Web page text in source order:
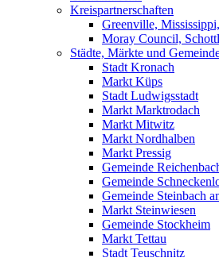
Kreispartnerschaften
Greenville,
Moray Council,
Städte, Märkte und
Stadt Kronach
Markt Küps
Stadt Ludwigsstadt
Markt Marktrodach
Markt Mitwitz
Markt Nordhalben
Markt Pressig
Gemeinde
Gemeinde
Gemeinde Steinbach
Markt Steinwiesen
Gemeinde Stockheim
Markt Tettau
Stadt Teuschnitz